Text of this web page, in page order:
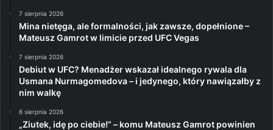
7 sierpnia 2026
Mina nietęga, ale formalności, jak zawsze, dopełnione –
Mateusz Gamrot w limicie przed UFC Vegas
7 sierpnia 2026
Debiut w UFC? Menadżer wskazał idealnego rywala dla
Usmana Nurmagomedova – i jedynego, który nawiązałby z
nim walkę
6 sierpnia 2026
„Ziutek, idę po ciebie!” – komu Mateusz Gamrot powinien